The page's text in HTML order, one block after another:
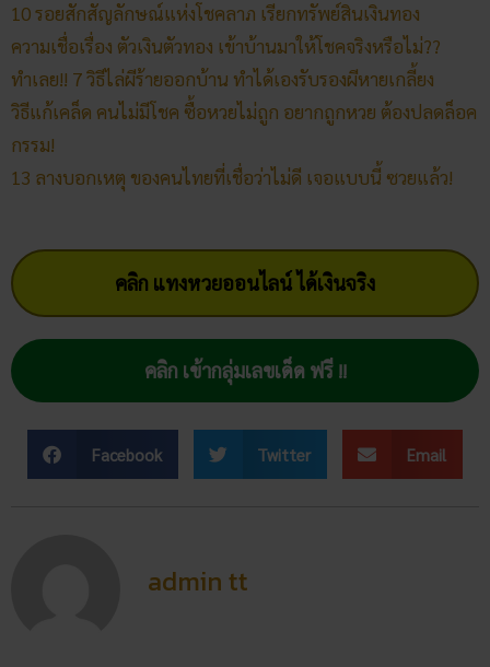
10 รอยสักสัญลักษณ์แห่งโชคลาภ เรียกทรัพย์สินเงินทอง
ความเชื่อเรื่อง ตัวเงินตัวทอง เข้าบ้านมาให้โชคจริงหรือไม่??
ทำเลย!! 7 วิธีไล่ผีร้ายออกบ้าน ทำได้เองรับรองผีหายเกลี้ยง
วิธีแก้เคล็ด คนไม่มีโชค ซื้อหวยไม่ถูก อยากถูกหวย ต้องปลดล็อค
กรรม!
13 ลางบอกเหตุ ของคนไทยที่เชื่อว่าไม่ดี เจอแบบนี้ ซวยแล้ว!
คลิก แทงหวยออนไลน์ ได้เงินจริง
คลิก เข้ากลุ่มเลขเด็ด ฟรี !!
Facebook Twitter Email
admin tt